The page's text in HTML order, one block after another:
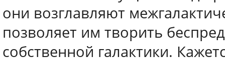
они возглавляют
позволяет им творить
собственной галактики.